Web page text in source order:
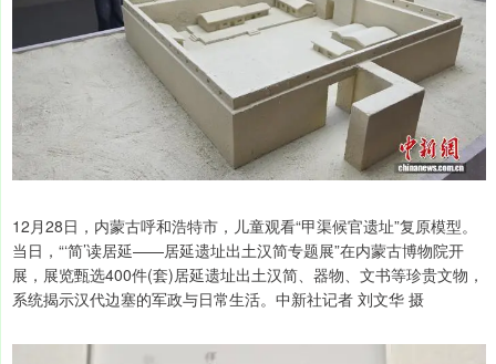
12月28日，内蒙古呼和浩特市，儿童观看“甲渠候官遗址”复原模型。
当日，“‘简’读居延——居延遗址出土汉简专题展”在内蒙古博物院开
展，展览甄选400件(套)居延遗址出土汉简、器物、文书等珍贵文物，
系统揭示汉代边塞的军政与日常生活。中新社记者 刘文华 摄